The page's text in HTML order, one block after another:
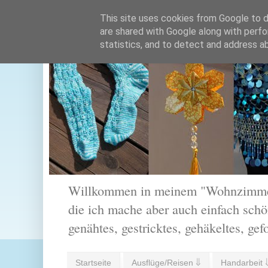
Willkommen in meinem
die ich mache aber auch einfach
genähtes, gestricktes, gehäkeltes,
Startseite Ausflüge/Reisen ⇓ Handarbeit
This site uses cookies from Google to
are shared with Google along with
statistics, and to detect and address